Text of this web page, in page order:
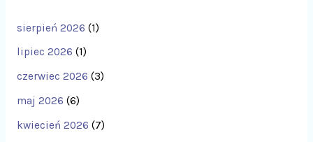
sierpień 2026 (1)
lipiec 2026 (1)
czerwiec 2026 (3)
maj 2026 (6)
kwiecień 2026 (7)